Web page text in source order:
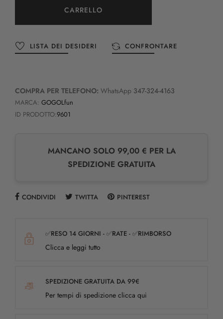
CARRELLO
LISTA DEI DESIDERI CONFRONTARE
COMPRA PER TELEFONO: WhatsApp 347-324-4163
MARCA: GOGOLfun
ID PRODOTTO:9601
MANCANO SOLO 99,00 € PER LA
SPEDIZIONE GRATUITA
CONDIVIDI TWITTA PINTEREST
✅RESO 14 GIORNI - ✅RATE - ✅RIMBORSO
Clicca e leggi tutto
SPEDIZIONE GRATUITA DA 99€
Per tempi di spedizione clicca qui